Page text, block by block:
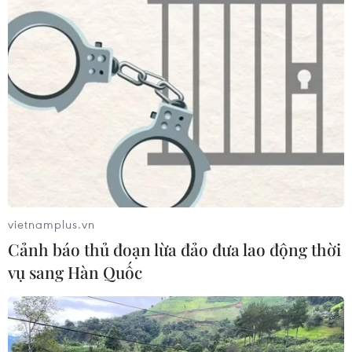
Đắk Lắk: Án phạt nghiêm minh với
đối tượng phá hoại đoàn kết dân tộc
05/08/2026 09:58
Hà Nội xét xử ổ nhóm 50 đối tượng tổ
chức sử dụng ma túy trong quán
karaoke
05/08/2026 09:38
vào thợ tháo dỡ nhà sát vách
05/08/2026 09:23
vietnamplus.vn
Cảnh báo thủ đoạn lừa đảo đưa lao động thời
vụ sang Hàn Quốc